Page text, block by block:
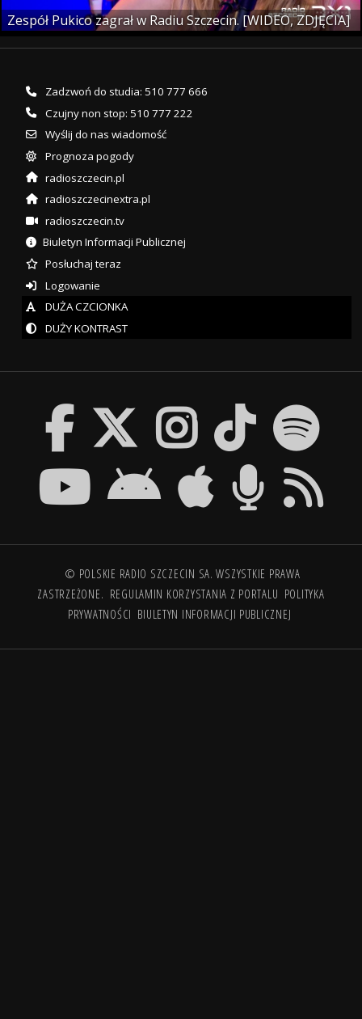
Zespół Pukico zagrał w Radiu Szczecin. [WIDEO, ZDJĘCIA]
Zadzwoń do studia: 510 777 666
Czujny non stop: 510 777 222
Wyślij do nas wiadomość
Prognoza pogody
radioszczecin.pl
radioszczecinextra.pl
radioszczecin.tv
Biuletyn Informacji Publicznej
Posłuchaj teraz
Logowanie
DUŻA CZCIONKA
DUŻY KONTRAST
© POLSKIE RADIO SZCZECIN SA. WSZYSTKIE PRAWA
ZASTRZEŻONE. REGULAMIN KORZYSTANIA Z PORTALU POLITYKA
PRYWATNOŚCI BIULETYN INFORMACJI PUBLICZNEJ